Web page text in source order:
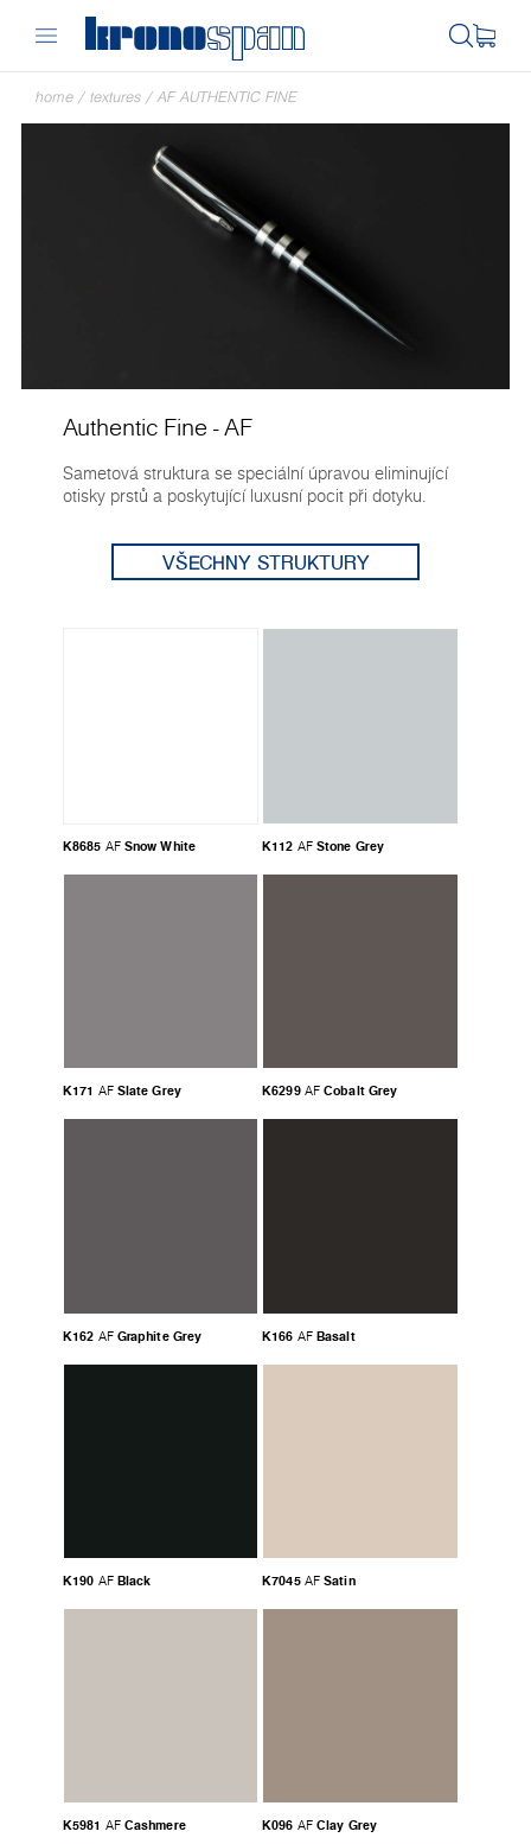
home / textures /AF AUTHENTIC FINE
Authentic Fine - AF
Sametová struktura se speciální úpravou eliminující
otisky prstů a poskytující luxusní pocit při dotyku.
VŠECHNY STRUKTURY
K8685 AF Snow White K112 AF Stone Grey
K171 AF Slate Grey K6299 AF Cobalt Grey
K162 AF Graphite Grey K166 AF Basalt
K190 AF Black K7045 AF Satin
K5981 AF Cashmere K096 AF Clay Grey